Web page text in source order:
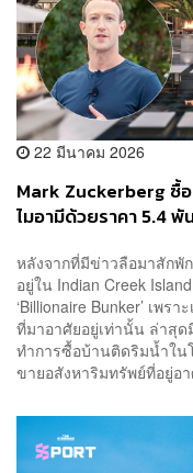
22 มีนาคม 2026
Mark Zuckerberg ซื้
ไมอามีด้วยราคา 5.4 พั
หลังจากที่มีข่าวลือมาสักพั
อยู่ใน Indian Creek
‘Billionaire Bunker’ เพ
ที่มาอาศัยอยู่เท่านั้น ล่าสุด
ทำการซื้อบ้านติดริมน้ำใน
ขายอสังหาริมทรัพย์ที่อยู่อ